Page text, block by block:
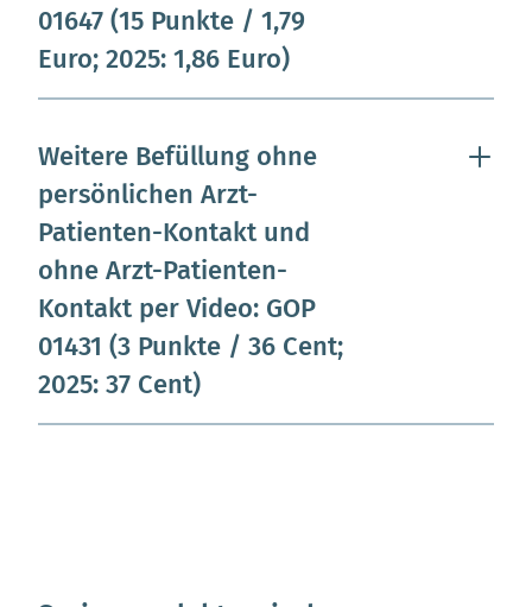
01647 (15 Punkte / 1,79
Euro; 2025: 1,86 Euro)
Weitere Befüllung ohne
persönlichen Arzt-
Patienten-Kontakt und
ohne Arzt-Patienten-
Kontakt per Video: GOP
01431 (3 Punkte / 36 Cent;
2025: 37 Cent)